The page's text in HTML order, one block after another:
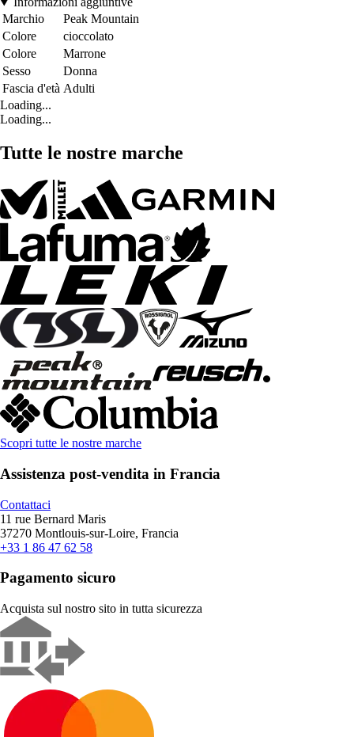
Marchio
Peak Mountain
Colore
cioccolato
Colore
Marrone
Sesso
Donna
Fascia d'età Adulti
Loading...
Loading...
Tutte le nostre marche
Scopri tutte le nostre marche
Assistenza post-vendita in Francia
Contattaci
11 rue Bernard Maris
37270 Montlouis-sur-Loire, Francia
+33 1 86 47 62 58
Pagamento sicuro
Acquista sul nostro sito in tutta sicurezza